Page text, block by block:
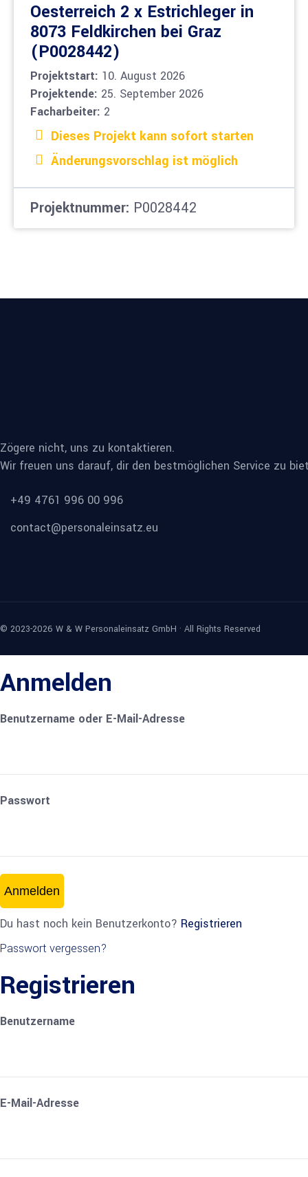
Oesterreich 2 x Estrichleger in
8073 Feldkirchen bei Graz
(P0028442)
Projektstart: 10. August 2026
Projektende: 25. September 2026
Facharbeiter: 2
Dieses Projekt kann sofort starten
Änderungsvorschlag ist möglich
Projektnummer: P0028442
Zögere nicht, uns zu kontaktieren.
Wir freuen uns darauf, dir den bestmöglichen Service zu
+49 4761 996 00 996
contact@personaleinsatz.eu
© 2023-2026 W & W Personaleinsatz GmbH · All Rights Reserved
Anmelden
Benutzername oder E-Mail-Adresse
Passwort
Anmelden
Du hast noch kein Benutzerkonto? Registrieren
Passwort vergessen?
Registrieren
Benutzername
E-Mail-Adresse